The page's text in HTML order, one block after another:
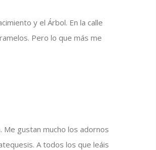
y el Árbol. En la calle
Pero lo que más me
gustan mucho los adornos
A todos los que leáis